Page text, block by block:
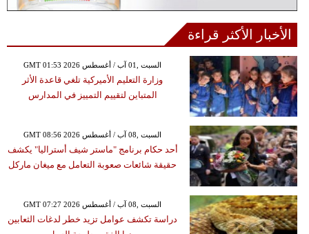
الأخبار الأكثر قراءة
GMT 01:53 2026 السبت ,01 آب / أغسطس
وزارة التعليم الأميركية تلغي قاعدة الأثر
المتباين لتقييم التمييز في المدارس
GMT 08:56 2026 السبت ,08 آب / أغسطس
أحد حكام برنامج "ماستر شيف أستراليا" يكشف
حقيقة شائعات صعوبة التعامل مع ميغان ماركل
GMT 07:27 2026 السبت ,08 آب / أغسطس
دراسة تكشف عوامل تزيد خطر لدغات الثعابين